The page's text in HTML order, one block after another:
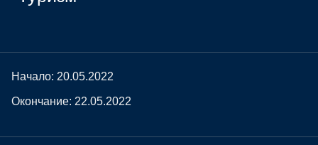
Начало: 20.05.2022
Окончание: 22.05.2022